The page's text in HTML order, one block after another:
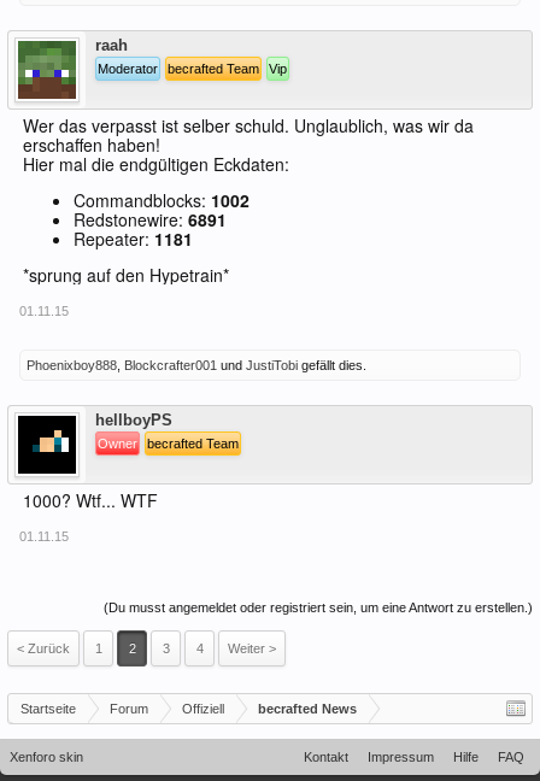
raah
Moderator becrafted Team Vip
Wer das verpasst ist selber schuld. Unglaublich, was wir da
erschaffen haben!
Hier mal die endgültigen Eckdaten:
Commandblocks: 1002
Redstonewire: 6891
Repeater: 1181
*sprung auf den Hypetrain*
01.11.15
Phoenixboy888 Blockcrafter001 und JustiTobi gefällt dies.
hellboyPS
Owner becrafted Team
1000? Wtf... WTF
01.11.15
(Du musst angemeldet oder registriert sein, um eine Antwort zu erstellen.)
< Zurück 1 2 3 4 Weiter >
Startseite Forum Offiziell becrafted News
Xenforo skin Kontakt Impressum Hilfe FAQ